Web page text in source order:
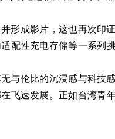
形成影片，这也再次印
配性充电存储等一系列
与伦比的沉浸感与科技
飞速发展。正如台湾青